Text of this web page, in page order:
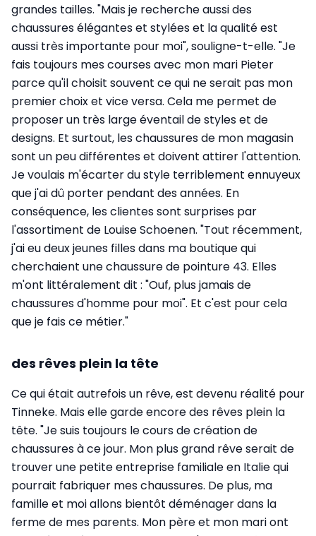
grandes tailles. "Mais je recherche aussi des
chaussures élégantes et stylées et la qualité est
aussi très importante pour moi", souligne-t-elle. "Je
fais toujours mes courses avec mon mari Pieter
parce qu'il choisit souvent ce qui ne serait pas mon
premier choix et vice versa. Cela me permet de
proposer un très large éventail de styles et de
designs. Et surtout, les chaussures de mon magasin
sont un peu différentes et doivent attirer l'attention.
Je voulais m'écarter du style terriblement ennuyeux
que j'ai dû porter pendant des années. En
conséquence, les clientes sont surprises par
l'assortiment de Louise Schoenen. "Tout récemment,
j'ai eu deux jeunes filles dans ma boutique qui
cherchaient une chaussure de pointure 43. Elles
m'ont littéralement dit : "Ouf, plus jamais de
chaussures d'homme pour moi". Et c'est pour cela
que je fais ce métier."
des rêves plein la tête
Ce qui était autrefois un rêve, est devenu réalité pour
Tinneke. Mais elle garde encore des rêves plein la
tête. "Je suis toujours le cours de création de
chaussures à ce jour. Mon plus grand rêve serait de
trouver une petite entreprise familiale en Italie qui
pourrait fabriquer mes chaussures. De plus, ma
famille et moi allons bientôt déménager dans la
ferme de mes parents. Mon père et mon mari ont